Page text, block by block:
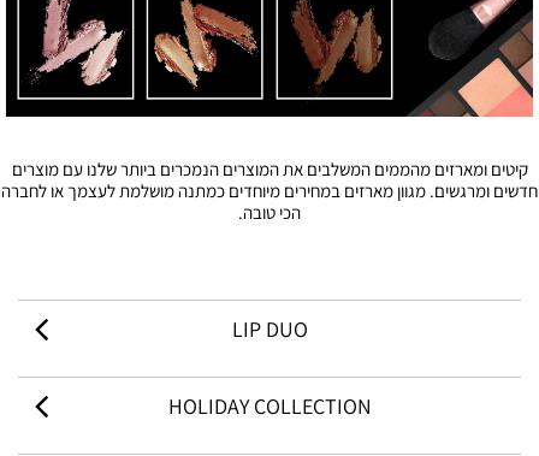
קיטים ומארזים מהממים המשלבים את המוצרים הנמכרים ביותר שלנו עם מוצרים
חדשים ומרגשים. מגוון מארזים במחירים מיוחדים כמתנה מושלמת לעצמך או לחברה
הכי טובה.
LIP DUO
HOLIDAY COLLECTION